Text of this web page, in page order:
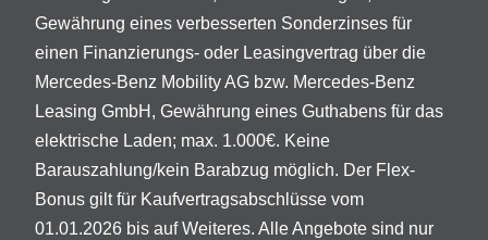
Gewährung eines verbesserten Sonderzinses für
einen Finanzierungs- oder Leasingvertrag über die
Mercedes-Benz Mobility AG bzw. Mercedes-Benz
Leasing GmbH, Gewährung eines Guthabens für das
elektrische Laden; max. 1.000€. Keine
Barauszahlung/kein Barabzug möglich. Der Flex-
Bonus gilt für Kaufvertragsabschlüsse vom
01.01.2026 bis auf Weiteres. Alle Angebote sind nur